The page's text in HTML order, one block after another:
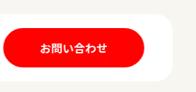
お問い合わせ